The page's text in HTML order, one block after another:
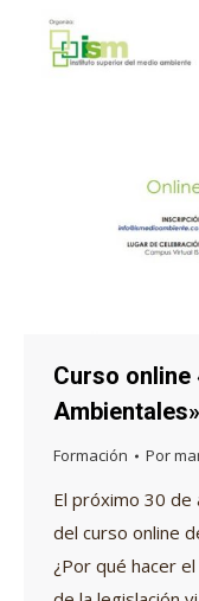
Curso online
Ambientales»
Formación Por
El próximo 30 de
del curso online
¿Por qué hacer